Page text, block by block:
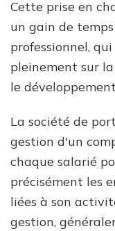
Cette prise en
un gain de
professionnel,
pleinement sur
le
La société de
gestion d'un
chaque salarié
précisément les
liées à son
gestion,